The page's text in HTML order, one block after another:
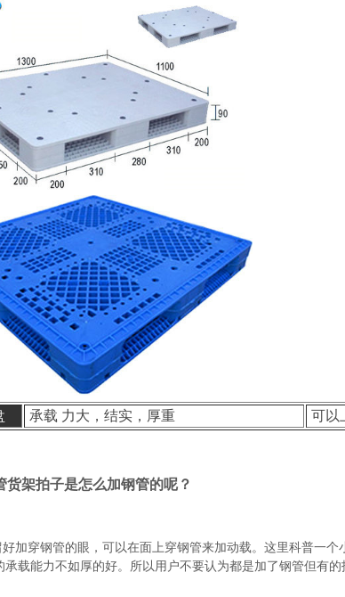
承载 力大，结实，厚重 可以
架拍子是怎么加钢管的呢？
加穿钢管的眼，可以在面上穿钢管来加动载。这里科普一
载能力不如厚的好。所以用户不要认为都是加了钢管但有